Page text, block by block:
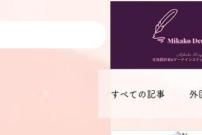
すべての記事 外